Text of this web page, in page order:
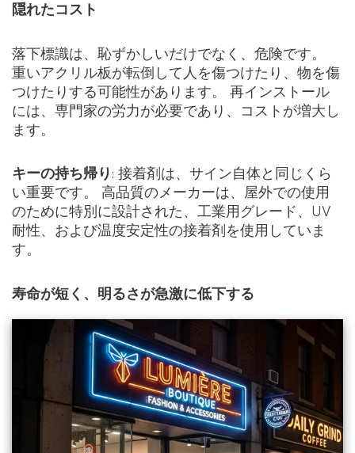
隠れたコスト
落下標識は、恥ずかしいだけでなく、危険です。
重いアクリル板が転倒して人を傷つけたり、物を傷
つけたりする可能性があります。 再インストール
には、専門家の労力が必要であり、コストが増大し
ます。
キーの持ち帰り: 接着剤は、サイン自体と同じくら
い重要です。 高品質のメーカーは、屋外での使用
のために特別に設計された、工業用グレード、UV
耐性、および温度安定性の接着剤を使用していま
す。
寿命が短く、明るさが急激に低下する